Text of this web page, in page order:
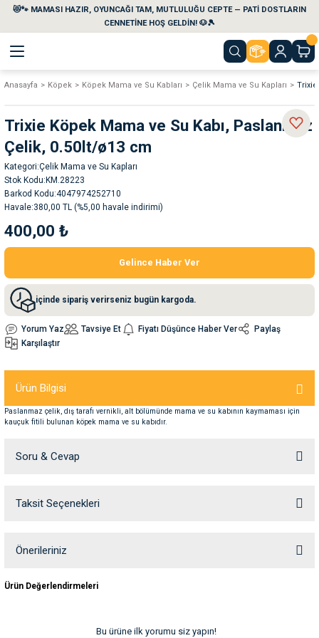
😻🐾 MAMASI HAZIR, OYUNCAĞI TAM, MUTLULUĞU CEPTE — PATİ DOSTLARIN
CENNETİNE HOŞ GELDİN! 🐶🎾
Geri Dön
Geri Dön
Temizlik Ürünleri
Geri Dön
Geri Dön
Geri Dön
Geri Dön
Anasayfa Köpek Köpek Mama ve Su Kabları Çelik Mama ve Su Kapları Trixie
Trixie Köpek Mama ve Su Kabı, Paslanmaz
Çelik, 0.50lt/ø13 cm
Kategori Çelik Mama ve Su Kapları
Stok Kodu KM.28223
Barkod Kodu 4047974252710
Havale 380,00 TL (%5,00 havale indirimi)
400,00 ₺
Gelince Haber Ver
içinde sipariş verirseniz bugün kargoda.
Yorum Yaz Tavsiye Et Fiyatı Düşünce Haber Ver
Paylaş
Karşılaştır
Ürün Bilgisi
Paslanmaz çelik, dış tarafı vernikli, alt bölümünde mama ve su kabının kaymaması için
kauçuk fitili bulunan köpek mama ve su kabıdır.
Soru & Cevap
Ürün hakkında henüz soru sorulmamış.
Taksit Seçenekleri
Önerileriniz
yetersiz gördüğünüz noktaları öneri formunu kullanarak tarafımıza
Ürün Değerlendirmeleri
Bu ürüne ilk yorumu siz yapın!